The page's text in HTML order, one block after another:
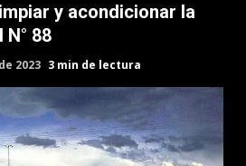
y acondicionar la
88
2023 3 min de lectura